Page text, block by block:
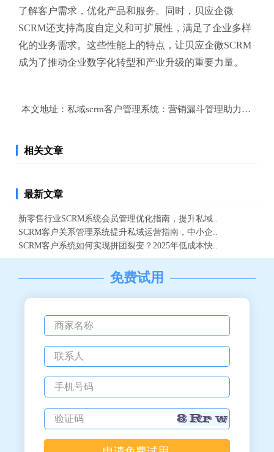
了解客户需求，优化产品和服务。同时，贝应企微
SCRM还支持高度自定义和可扩展性，满足了企业多样
化的业务需求。这些性能上的特点，让贝应企微SCRM
成为了推动企业数字化转型和产业升级的重要力量。
本文地址： 私域scrm客户管理系统：营销漏斗管理助力企业优
相关文章
最新文章
新零售行业SCRM系统会员管理优化指南，提升私域..
SCRM客户关系管理系统提升私域运营指南，中小企..
SCRM客户系统如何实现拼团裂变？2025年低成本快..
免费试用